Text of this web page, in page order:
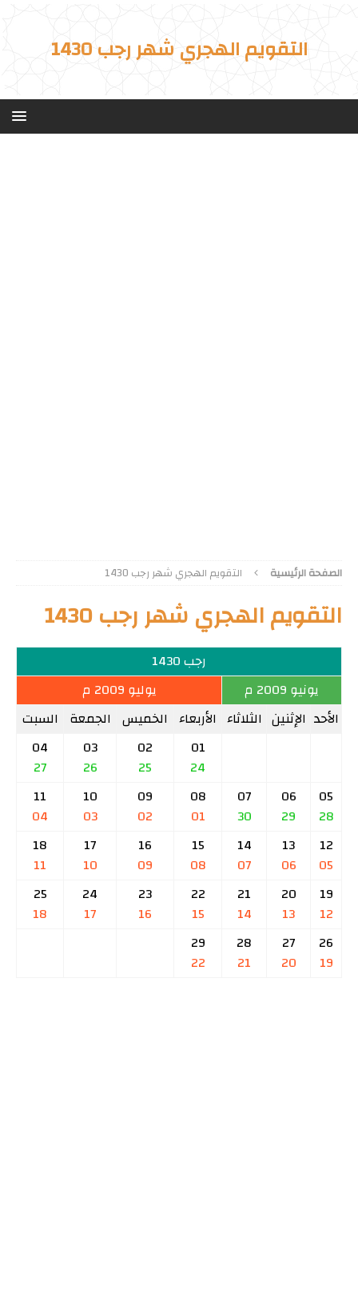
التقويم الهجري شهر رجب 1430
الصفحة الرئيسية التقويم الهجري شهر رجب 1430
التقويم الهجري شهر رجب 1430
رجب 1430
يونيو 2009 م
يوليو 2009 م
الأحد الإثنين الثلاثاء الأربعاء الخميس الجمعة السبت
01
24
02
25
03
26
04
27
05
28
06
29
07
30
08
01
09
02
10
03
11
04
12
05
13
06
14
07
15
08
16
09
17
10
18
11
19
12
20
13
21
14
22
15
23
16
24
17
25
18
26
19
27
20
28
21
29
22